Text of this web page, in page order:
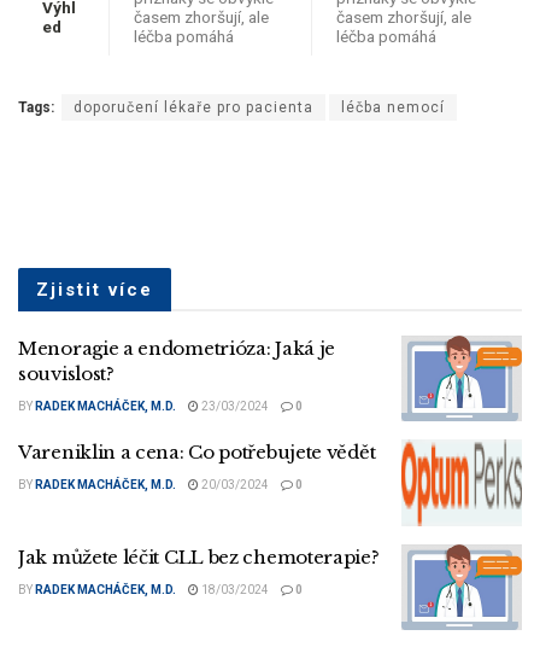
Výhl
ed
časem zhoršují, ale
léčba pomáhá
časem zhoršují, ale
léčba pomáhá
Tags: doporučení lékaře pro pacienta léčba nemocí
Zjistit více
Menoragie a endometrióza: Jaká je
souvislost?
BY RADEK MACHÁČEK, M.D. 23/03/2024 0
Vareniklin a cena: Co potřebujete vědět
BY RADEK MACHÁČEK, M.D. 20/03/2024 0
Jak můžete léčit CLL bez chemoterapie?
BY RADEK MACHÁČEK, M.D. 18/03/2024 0